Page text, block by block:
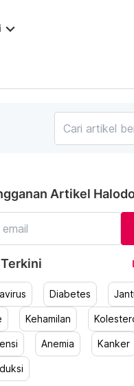
keyboard_arrow_down
Artikel
Diabetes
Kehamilan
Anemia Kanker